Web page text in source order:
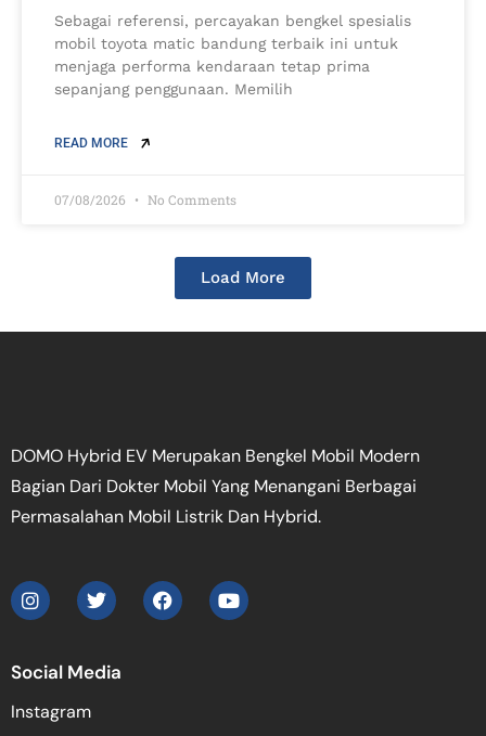
Sebagai referensi, percayakan bengkel spesialis
mobil toyota matic bandung terbaik ini untuk
menjaga performa kendaraan tetap prima
sepanjang penggunaan. Memilih
READ MORE
07/08/2026 No Comments
Load More
DOMO Hybrid EV Merupakan Bengkel Mobil Modern
Bagian Dari Dokter Mobil Yang Menangani Berbagai
Permasalahan Mobil Listrik Dan Hybrid.
Social Media
Instagram